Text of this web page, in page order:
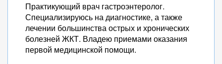
Практикующий врач гастроэнтеролог.
Специализируюсь на диагностике, а также
лечении большинства острых и хронических
болезней ЖКТ. Владею приемами оказания
первой медицинской помощи.